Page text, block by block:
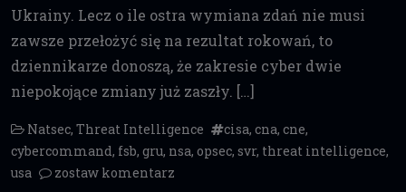
Ukrainy. Lecz o ile ostra wymiana zdań nie musi
zawsze przełożyć się na rezultat rokowań, to
dziennikarze donoszą, że zakresie cyber dwie
niepokojące zmiany już zaszły. […]
Natsec, Threat Intelligence cisa, cna, cne,
cybercommand, fsb, gru, nsa, opsec, svr, threat intelligence,
usa
zostaw komentarz